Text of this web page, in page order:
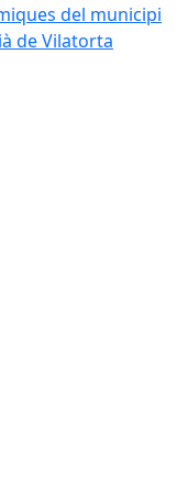
del municipi
de Vilatorta